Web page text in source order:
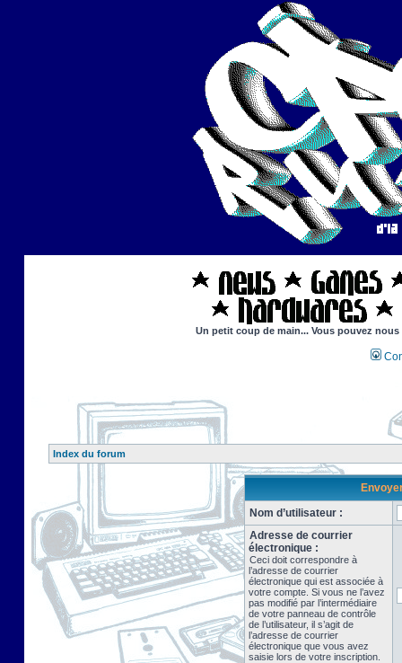
Un petit coup de main... Vous pouvez
Index du forum
Nom d’utilisateur :
Adresse de courrier
électronique :
Ceci doit correspondre à
l’adresse de courrier
électronique qui est associée à
votre compte. Si vous ne l’avez
pas modifié par l’intermédiaire
de votre panneau de contrôle
de l’utilisateur, il s’agit de
l’adresse de courrier
électronique que vous avez
saisie lors de votre inscription.